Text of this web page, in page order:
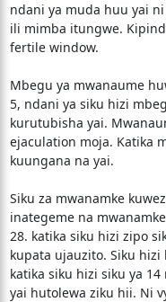
ndani ya muda huu yai
ili mimba itungwe.
fertile window.
Mbegu ya mwanaume
5, ndani ya siku hizi
kurutubisha yai.
ejaculation moja. Katika
kuungana na yai.
Siku za mwanamke
inategeme na
28. katika siku hizi zipo
kupata ujauzito. Siku hizi
katika siku hizi siku ya
yai hutolewa ziku hii. Ni